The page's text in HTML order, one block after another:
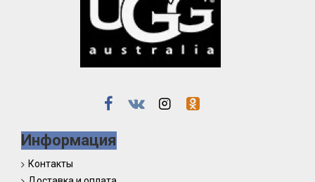
Информация
Контакты